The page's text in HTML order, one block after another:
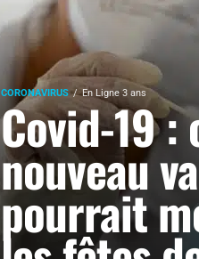
CORONAVIRUS En Ligne 3 ans
Covid-19 :
nouveau
pourrait